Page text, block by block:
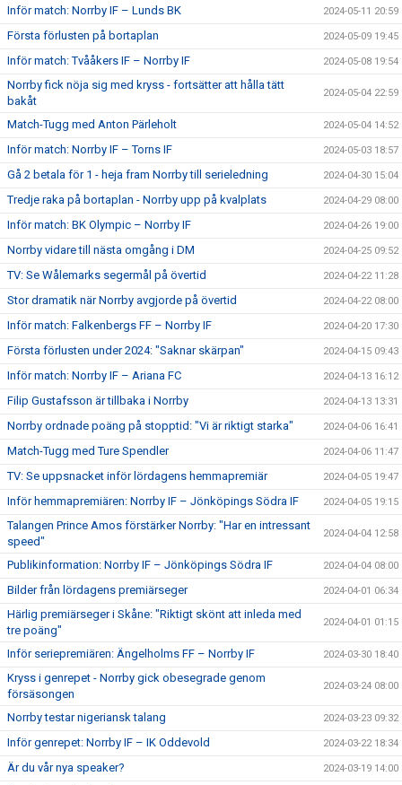
Inför match: Norrby IF – Lunds BK 2024-05-11 20:59
Första förlusten på bortaplan 2024-05-09 19:45
Inför match: Tvååkers IF – Norrby IF 2024-05-08 19:54
Norrby fick nöja sig med kryss - fortsätter att hålla tätt
bakåt
2024-05-04 22:59
Match-Tugg med Anton Pärleholt 2024-05-04 14:52
Inför match: Norrby IF – Torns IF 2024-05-03 18:57
Gå 2 betala för 1 - heja fram Norrby till serieledning 2024-04-30 15:04
Tredje raka på bortaplan - Norrby upp på kvalplats 2024-04-29 08:00
Inför match: BK Olympic – Norrby IF 2024-04-26 19:00
Norrby vidare till nästa omgång i DM 2024-04-25 09:52
TV: Se Wålemarks segermål på övertid 2024-04-22 11:28
Stor dramatik när Norrby avgjorde på övertid 2024-04-22 08:00
Inför match: Falkenbergs FF – Norrby IF 2024-04-20 17:30
Första förlusten under 2024: "Saknar skärpan" 2024-04-15 09:43
Inför match: Norrby IF – Ariana FC 2024-04-13 16:12
Filip Gustafsson är tillbaka i Norrby 2024-04-13 13:31
Norrby ordnade poäng på stopptid: "Vi är riktigt starka" 2024-04-06 16:41
Match-Tugg med Ture Spendler 2024-04-06 11:47
TV: Se uppsnacket inför lördagens hemmapremiär 2024-04-05 19:47
Inför hemmapremiären: Norrby IF – Jönköpings Södra IF 2024-04-05 19:15
Talangen Prince Amos förstärker Norrby: "Har en intressant
speed"
2024-04-04 12:58
Publikinformation: Norrby IF – Jönköpings Södra IF 2024-04-04 08:00
Bilder från lördagens premiärseger 2024-04-01 06:34
Härlig premiärseger i Skåne: "Riktigt skönt att inleda med
tre poäng"
2024-04-01 01:15
Inför seriepremiären: Ängelholms FF – Norrby IF 2024-03-30 18:40
Kryss i genrepet - Norrby gick obesegrade genom
försäsongen
2024-03-24 08:00
Norrby testar nigeriansk talang 2024-03-23 09:32
Inför genrepet: Norrby IF – IK Oddevold 2024-03-22 18:34
Är du vår nya speaker? 2024-03-19 14:00